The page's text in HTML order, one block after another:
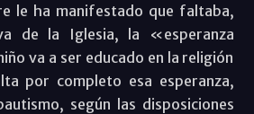
le ha manifestado que faltaba,
de la Iglesia, la «esperanza
va a ser educado en la religión
por completo esa esperanza,
según las disposiciones